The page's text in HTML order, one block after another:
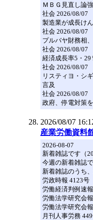
ＭＢＧ見直し論
社会 2026/08/07
製造業が成長け
社会 2026/08/07
プルバヤ財務相
社会 2026/08/07
経済成長率5・
社会 2026/08/07
リスティヨ・シ
言及
社会 2026/08/07
政府、停電対策
2026/08/07
産業労働資料
2026-08-07
新着雑誌です（
今週の新着雑誌で
新着雑誌のうち
労政時報 4123
労働経済判例速
労働法学研究会
労働法学研究会
月刊人事労務